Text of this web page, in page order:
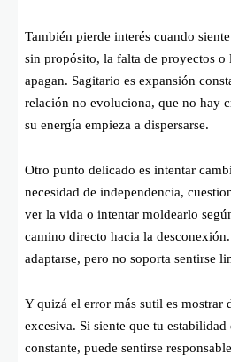
También pierde interés cuando
sin propósito, la falta de proyectos o
apagan. Sagitario es expansión
relación no evoluciona, que no hay
su energía empieza a dispersarse.
Otro punto delicado es intentar
necesidad de independencia,
ver la vida o intentar moldearlo
camino directo hacia la
adaptarse, pero no soporta sentirse
Y quizá el error más sutil es mostrar
excesiva. Si siente que tu estabilidad
constante, puede sentirse